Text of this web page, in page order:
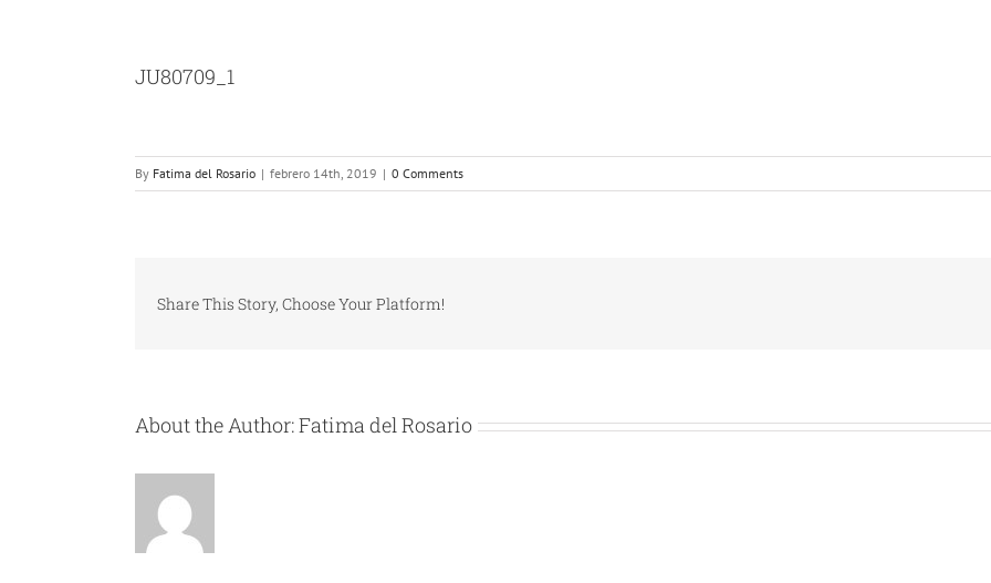
JU80709_1
By Fatima del Rosario | febrero 14th, 2019 | 0 Comments
Share This Story, Choose Your Platform!
About the Author:Fatima del Rosario